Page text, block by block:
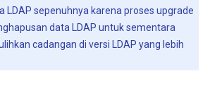
LDAP sepenuhnya karena proses upgrade
data LDAP untuk sementara
cadangan di versi LDAP yang lebih